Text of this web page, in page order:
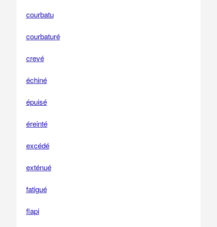
courbatu
courbaturé
crevé
échiné
épuisé
éreinté
excédé
exténué
fatigué
flapi